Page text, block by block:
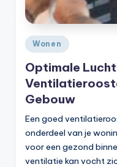
Geplaatst
in
Wonen
Optimale
Gebouw
Een goed
onderdeel van je
voor een gezond
ventilatie kan vocht